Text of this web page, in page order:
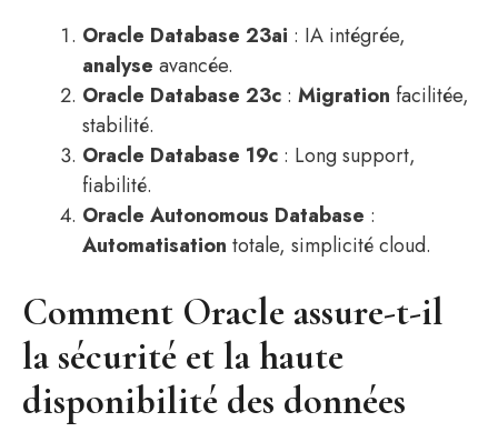
Oracle Database 23ai : IA intégrée,
analyse avancée.
Oracle Database 23c : Migration facilitée,
stabilité.
Oracle Database 19c : Long support,
fiabilité.
Oracle Autonomous Database :
Automatisation totale, simplicité cloud.
Comment Oracle assure-t-il
la sécurité et la haute
disponibilité des données